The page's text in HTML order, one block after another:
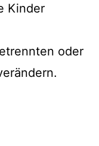
Kinder
oder